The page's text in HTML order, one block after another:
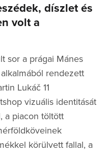
díszlet és
volt a
sor a prágai Mánes
rendezett
Lukáč 11
vizuális identitását
a piacon töltött
körülvett fallal, a